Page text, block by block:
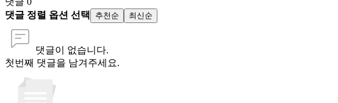
댓글 정렬 옵션 선택
추천순 최신순
댓글이 없습니다.
첫번째 댓글을 남겨주세요.